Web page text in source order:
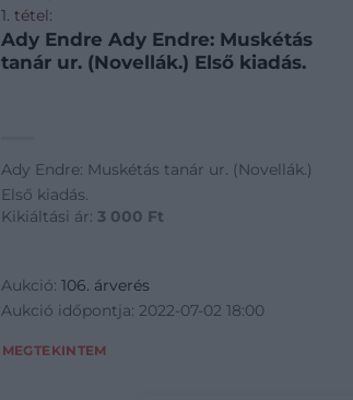
1. tétel:
Ady Endre Ady Endre: Muskétás
tanár ur. (Novellák.) Első kiadás.
Ady Endre: Muskétás tanár ur. (Novellák.)
Első kiadás.
Kikiáltási ár: 3 000 Ft
Aukció: 106. árverés
Aukció időpontja: 2022-07-02 18:00
MEGTEKINTEM